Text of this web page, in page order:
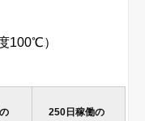
100℃）
250日稼働の